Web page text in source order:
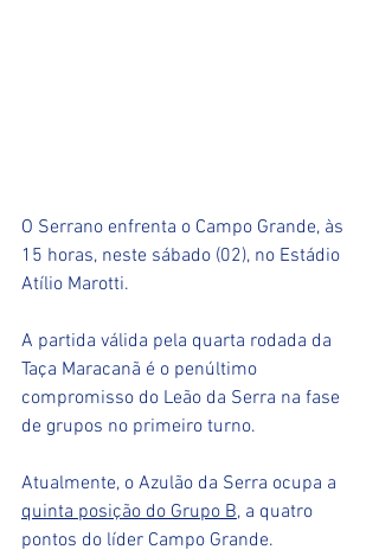
O Serrano enfrenta o Campo Grande, às
15 horas, neste sábado (02), no Estádio
Atílio Marotti.
A partida válida pela quarta rodada da
Taça Maracanã é o penúltimo
compromisso do Leão da Serra na fase
de grupos no primeiro turno.
Atualmente, o Azulão da Serra ocupa a
quinta posição do Grupo B, a quatro
pontos do líder Campo Grande.